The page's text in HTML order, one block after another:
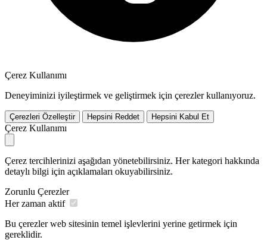
Çerez Kullanımı
Deneyiminizi iyileştirmek ve geliştirmek için çerezler kullanıyoruz.
Çerezleri Özelleştir Hepsini Reddet Hepsini Kabul Et
Çerez Kullanımı
Çerez tercihlerinizi aşağıdan yönetebilirsiniz. Her kategori hakkında
detaylı bilgi için açıklamaları okuyabilirsiniz.
Zorunlu Çerezler
Her zaman aktif
Bu çerezler web sitesinin temel işlevlerini yerine getirmek için
gereklidir.